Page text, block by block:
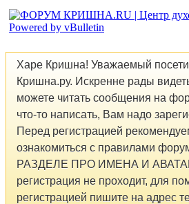
Харе Кришна! Уважаемый
Кришна.ру. Искренне рады
можете читать сообщения на
что-то написать, Вам надо
Перед регистрацией
ознакомиться с правилами
РАЗДЕЛЕ ПРО ИМЕНА И
регистрация не проходит, для
регистрацией пишите на адрес